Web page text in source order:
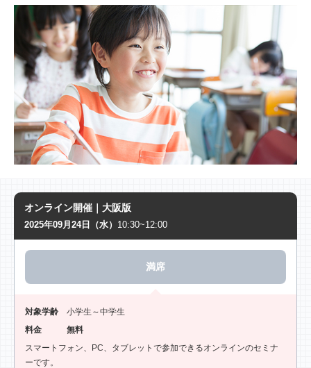
オンライン開催｜大阪版
2025年09月24日（水） 10:30~12:00
満席
対象学齢
小学生～中学生
料金
無料
スマートフォン、PC、タブレットで参加できるオンラインのセミナ
ーです。